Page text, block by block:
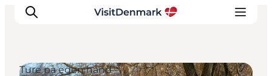
Ture på egen hånd